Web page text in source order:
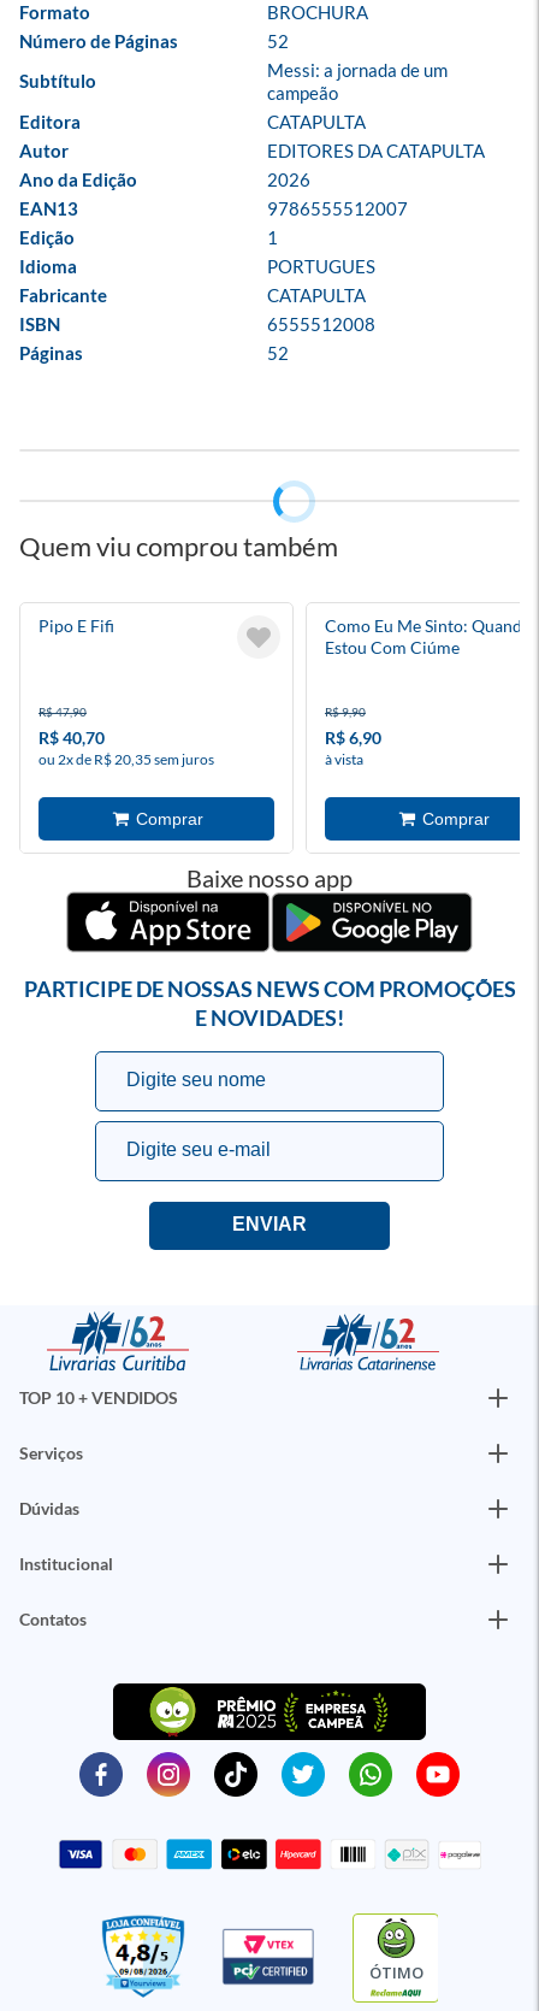
Formato
BROCHURA
Número de Páginas
52
Subtítulo
Messi: a jornada de um
campeão
Editora
CATAPULTA
Autor
EDITORES DA CATAPULTA
Ano da Edição
2026
EAN13
9786555512007
Edição
1
Idioma
PORTUGUES
Fabricante
CATAPULTA
ISBN
6555512008
Páginas
52
Quem viu comprou também
Pipo E Fifi
R$ 47,90
R$ 40,70
ou 2x de R$ 20,35 sem juros
Como Eu Me Sinto: Quando
Estou Com Ciúme
R$ 9,90
R$ 6,90
à vista
Baixe nosso app
PARTICIPE DE NOSSAS NEWS COM PROMOÇÕES
E NOVIDADES!
TOP 10 + VENDIDOS
Serviços
Dúvidas
Institucional
Contatos
ÓTIMO